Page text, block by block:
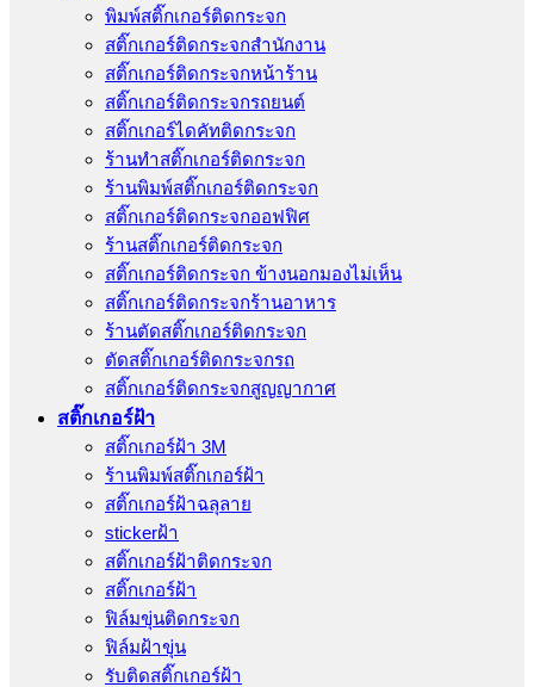
พิมพ์สติ๊กเกอร์ติดกระจก
สติ๊กเกอร์ติดกระจกสำนักงาน
สติ๊กเกอร์ติดกระจกหน้าร้าน
สติ๊กเกอร์ติดกระจกรถยนต์
สติ๊กเกอร์ไดคัทติดกระจก
ร้านทําสติ๊กเกอร์ติดกระจก
ร้านพิมพ์สติ๊กเกอร์ติดกระจก
สติ๊กเกอร์ติดกระจกออฟฟิศ
ร้านสติ๊กเกอร์ติดกระจก
สติ๊กเกอร์ติดกระจก ข้างนอกมองไม่เห็น
สติ๊กเกอร์ติดกระจกร้านอาหาร
ร้านตัดสติ๊กเกอร์ติดกระจก
ตัดสติ๊กเกอร์ติดกระจกรถ
สติ๊กเกอร์ติดกระจกสูญญากาศ
สติ๊กเกอร์ฝ้า
สติ๊กเกอร์ฝ้า 3M
ร้านพิมพ์สติ๊กเกอร์ฝ้า
สติ๊กเกอร์ฝ้าฉลุลาย
stickerฝ้า
สติ๊กเกอร์ฝ้าติดกระจก
สติ๊กเกอร์ฝ้า
ฟิล์มขุ่นติดกระจก
ฟิล์มฝ้าขุ่น
รับติดสติ๊กเกอร์ฝ้า